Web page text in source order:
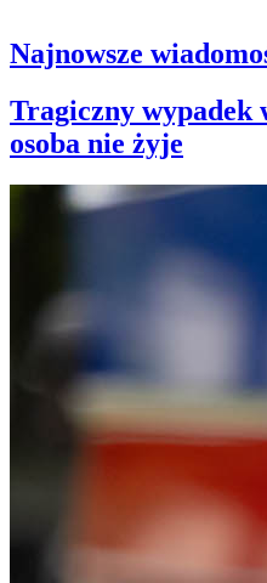
Najnowsze
Tragiczny wypadek
osoba nie żyje